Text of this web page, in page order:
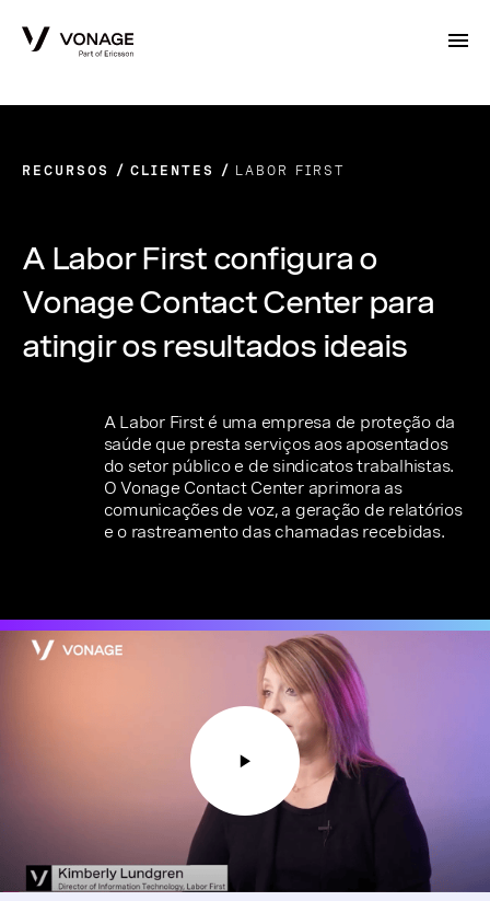
RECURSOS CLIENTES LABOR FIRST
A Labor First configura o
Vonage Contact Center para
atingir os resultados ideais
A Labor First é uma empresa de proteção da
saúde que presta serviços aos aposentados
do setor público e de sindicatos trabalhistas.
O Vonage Contact Center aprimora as
comunicações de voz, a geração de relatórios
e o rastreamento das chamadas recebidas.